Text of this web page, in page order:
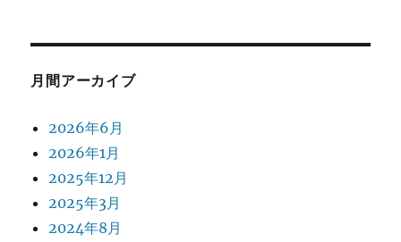
月間アーカイブ
2026年6月
2026年1月
2025年12月
2025年3月
2024年8月